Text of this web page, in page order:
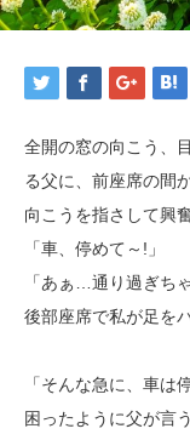
全開の窓の向こう、
る父に、前座席の間
向こうを指さして興
「車、停めて～!」
「あぁ…通り過ぎち
後部座席で私が足を
「そんな急に、車は
困ったように父が言う